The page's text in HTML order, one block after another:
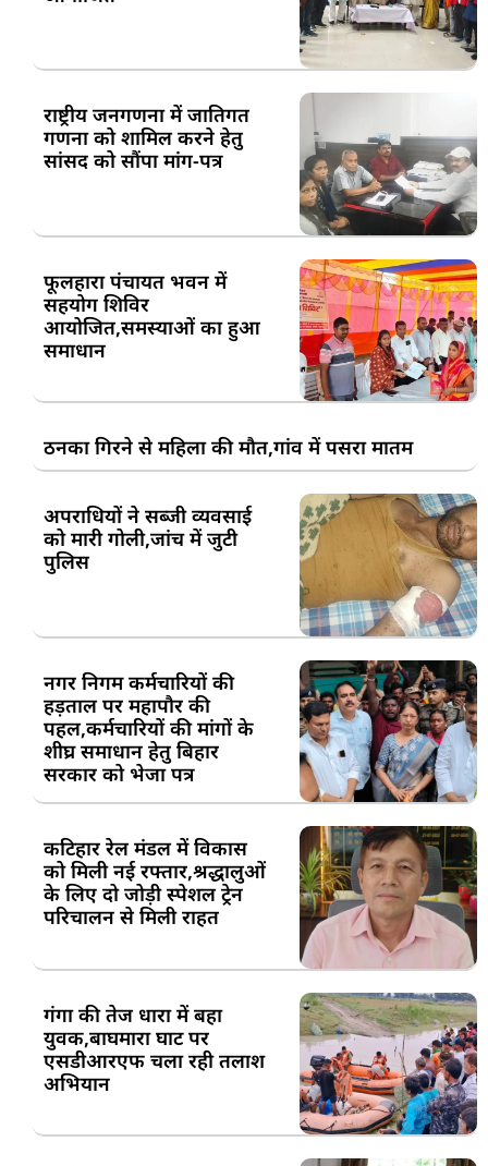
राष्ट्रीय जनगणना में जातिगत
गणना को शामिल करने हेतु
सांसद को सौंपा मांग-पत्र
फूलहारा पंचायत भवन में
सहयोग शिविर
आयोजित,समस्याओं का हुआ
समाधान
ठनका गिरने से महिला की मौत,गांव में पसरा मातम
अपराधियों ने सब्जी व्यवसाई
को मारी गोली,जांच में जुटी
पुलिस
नगर निगम कर्मचारियों की
हड़ताल पर महापौर की
पहल,कर्मचारियों की मांगों के
शीघ्र समाधान हेतु बिहार
सरकार को भेजा पत्र
कटिहार रेल मंडल में विकास
को मिली नई रफ्तार,श्रद्धालुओं
के लिए दो जोड़ी स्पेशल ट्रेन
परिचालन से मिली राहत
गंगा की तेज धारा में बहा
युवक,बाघमारा घाट पर
एसडीआरएफ चला रही तलाश
अभियान